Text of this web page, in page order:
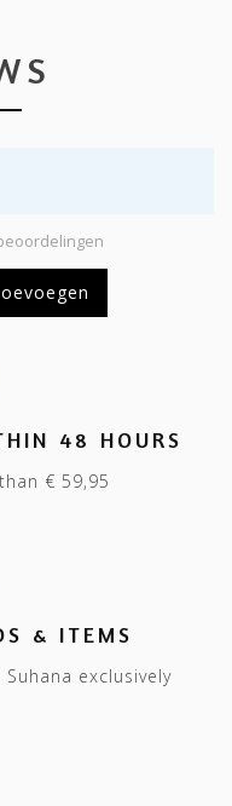
48 HOURS
€ 59,95
& ITEMS
exclusively